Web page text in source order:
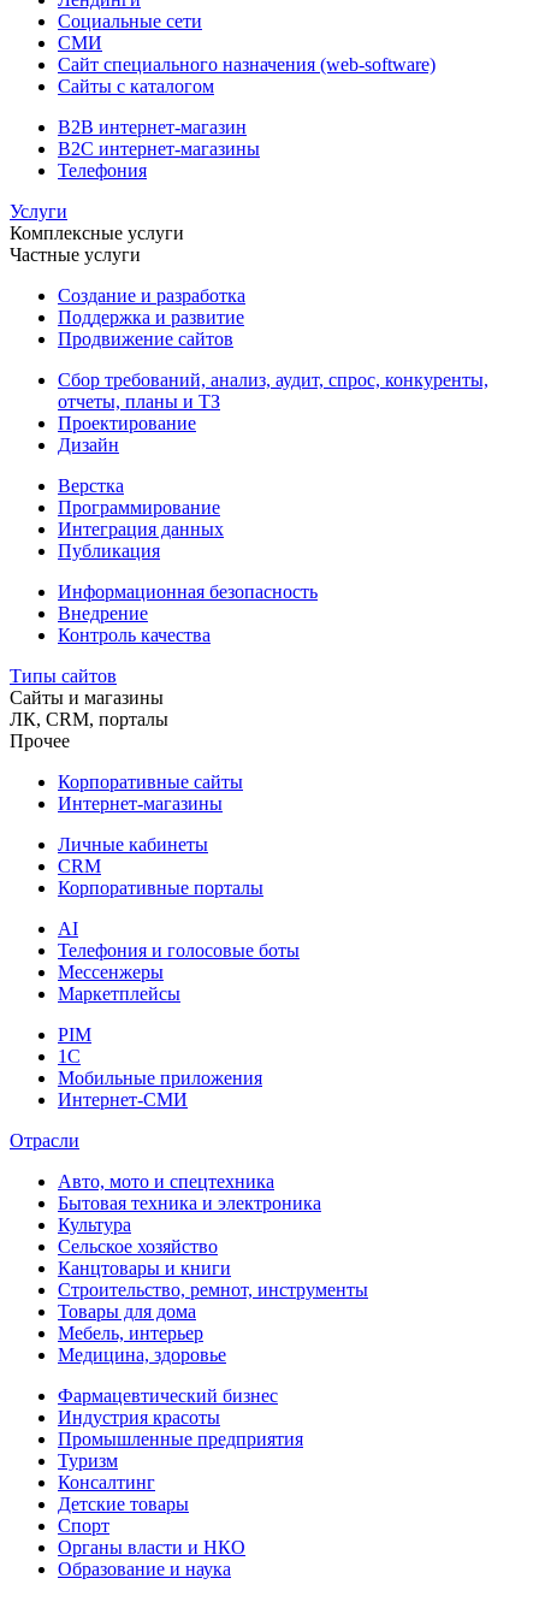
Социальные сети
СМИ
Сайт специального назначения (web-software)
Сайты с каталогом
B2B интернет-магазин
B2C интернет-магазины
Телефония
Услуги
Комплексные услуги
Частные услуги
Создание и разработка
Поддержка и развитие
Продвижение сайтов
Сбор требований, анализ, аудит, спрос, конкуренты,
отчеты, планы и ТЗ
Проектирование
Дизайн
Верстка
Программирование
Интеграция данных
Публикация
Информационная безопасность
Внедрение
Контроль качества
Типы сайтов
Сайты и магазины
ЛК, CRM, порталы
Прочее
Корпоративные сайты
Интернет-магазины
Личные кабинеты
CRM
Корпоративные порталы
AI
Телефония и голосовые боты
Мессенжеры
Маркетплейсы
PIM
1C
Мобильные приложения
Интернет-СМИ
Отрасли
Авто, мото и спецтехника
Бытовая техника и электроника
Культура
Сельское хозяйство
Канцтовары и книги
Строительство, ремнот, инструменты
Товары для дома
Мебель, интерьер
Медицина, здоровье
Фармацевтический бизнес
Индустрия красоты
Промышленные предприятия
Туризм
Консалтинг
Детские товары
Спорт
Органы власти и НКО
Образование и наука